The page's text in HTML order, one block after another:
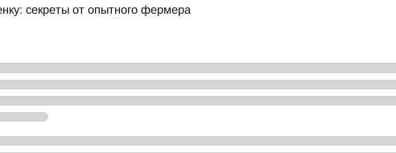
секреты от опытного фермера